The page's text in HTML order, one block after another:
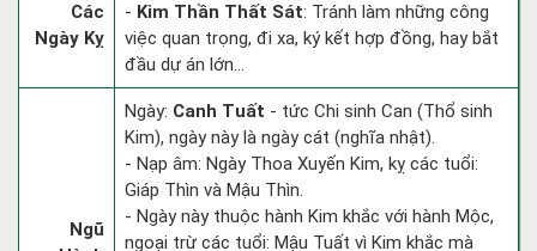
Các
Ngày Kỵ
- Kim Thần Thất Sát: Tránh làm những công
việc quan trọng, đi xa, ký kết hợp đồng, hay bắt
đầu dự án lớn...
Ngũ
Ngày: Canh Tuất - tức Chi sinh Can (Thổ sinh
Kim), ngày này là ngày cát (nghĩa nhật).
- Nạp âm: Ngày Thoa Xuyến Kim, kỵ các tuổi:
Giáp Thìn và Mậu Thìn.
- Ngày này thuộc hành Kim khắc với hành Mộc,
ngoại trừ các tuổi: Mậu Tuất vì Kim khắc mà